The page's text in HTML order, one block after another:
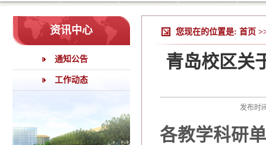
资讯中心
通知公告
工作动态
您现在的位置是: 首页
青岛校区关
发布时
各教学科研